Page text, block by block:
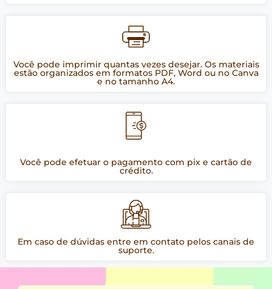
Você pode imprimir quantas vezes desejar. Os materiais
estão organizados em formatos PDF, Word ou no Canva
e no tamanho A4.
Você pode efetuar o pagamento com pix e cartão de
crédito.
Em caso de dúvidas entre em contato pelos canais de
suporte.